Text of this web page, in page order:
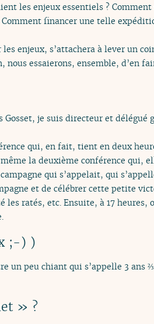
les enjeux essentiels ?
financer une telle
enjeux, s’attachera à lever un
essaierons, ensemble, d’en
je suis directeur et délégué
qui, en fait, tient en deux
la deuxième conférence qui,
qui s’appelait, qui
et de célébrer cette petite
les ratés, etc. Ensuite, à 17
;-) )
un peu chiant qui s’appelle 3
» ?